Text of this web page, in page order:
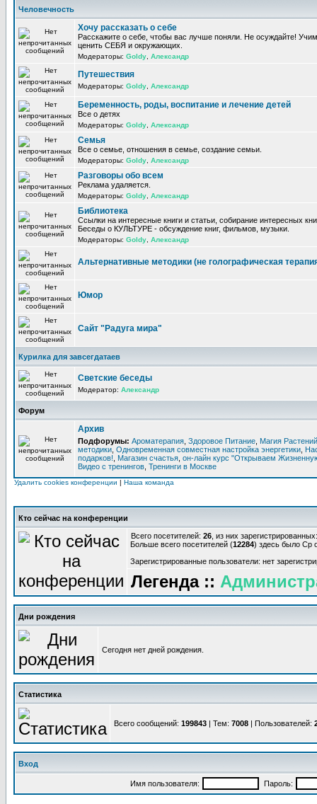
Человечность
Хочу рассказать о себе
Расскажите о себе, чтобы вас лучше поняли. Не осуждайте!
ценить СЕБЯ и окружающих.
Модераторы: Goldy Александр
Путешествия
Модераторы: Goldy Александр
Беременность, роды, воспитание и лечение детей
Все о детях
Модераторы: Goldy Александр
Семья
Все о семье, отношения в семье, создание семьи.
Модераторы: Goldy Александр
Разговоры обо всем
Реклама удаляется.
Модераторы: Goldy Александр
Библиотека
Ссылки на интересные книги и статьи, собирание интересных
Беседы о КУЛЬТУРЕ - обсуждение книг, фильмов, музыки.
Модераторы: Goldy Александр
Альтернативные методики (не голографическая
Юмор
Сайт "Радуга мира"
Курилка для завсегдатаев
Светские беседы
Модератор: Александр
Форум
Архив
Подфорумы: Ароматерапия Здоровое Питание Магия Растений
методики Одновременная совместная настройка энергетики
подарков!
Магазин счастья он-лайн курс "Открываем
Видео с тренингов Тренинги в Москве
Удалить cookies конференции | Наша команда
Кто сейчас на конференции
Всего посетителей: 26 , из них
Больше всего посетителей (12284) здесь было Ср
Зарегистрированные пользователи: нет
Легенда ::
Дни рождения
Сегодня нет дней рождения.
Статистика
Всего сообщений: 199843 | Тем: 7008 | Пользователей:
Вход
Имя пользователя: Пароль: